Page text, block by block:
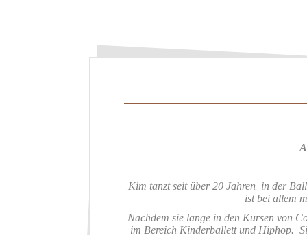
Kim tanzt seit über 20 Jahren in der
ist bei allem
Nachdem sie lange in den Kursen von
im Bereich Kinderballett und Hiphop.